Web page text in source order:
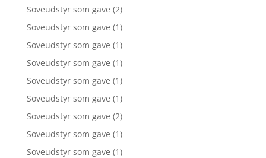
Soveudstyr som gave (2)
Soveudstyr som gave (1)
Soveudstyr som gave (1)
Soveudstyr som gave (1)
Soveudstyr som gave (1)
Soveudstyr som gave (1)
Soveudstyr som gave (2)
Soveudstyr som gave (1)
Soveudstyr som gave (1)